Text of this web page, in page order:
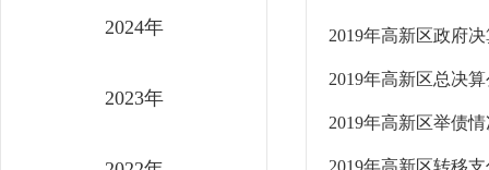
2024年
2023年
2019年高新区政府
2019年高新区总决
2019年高新区举债
2019年高新区转移